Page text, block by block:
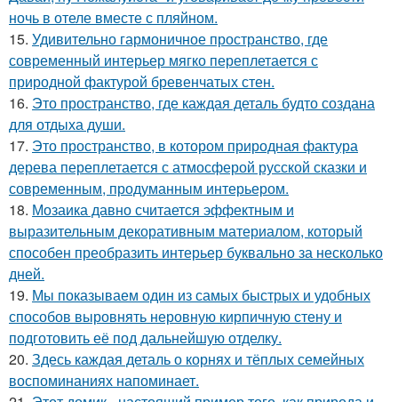
ночь в отеле вместе с пляйном.
15. Удивительно гармоничное пространство, где
современный интерьер мягко переплетается с
природной фактурой бревенчатых стен.
16. Это пространство, где каждая деталь будто создана
для отдыха души.
17. Это пространство, в котором природная фактура
дерева переплетается с атмосферой русской сказки и
современным, продуманным интерьером.
18. Мозаика давно считается эффектным и
выразительным декоративным материалом, который
способен преобразить интерьер буквально за несколько
дней.
19. Мы показываем один из самых быстрых и удобных
способов выровнять неровную кирпичную стену и
подготовить её под дальнейшую отделку.
20. Здесь каждая деталь о корнях и тёплых семейных
воспоминаниях напоминает.